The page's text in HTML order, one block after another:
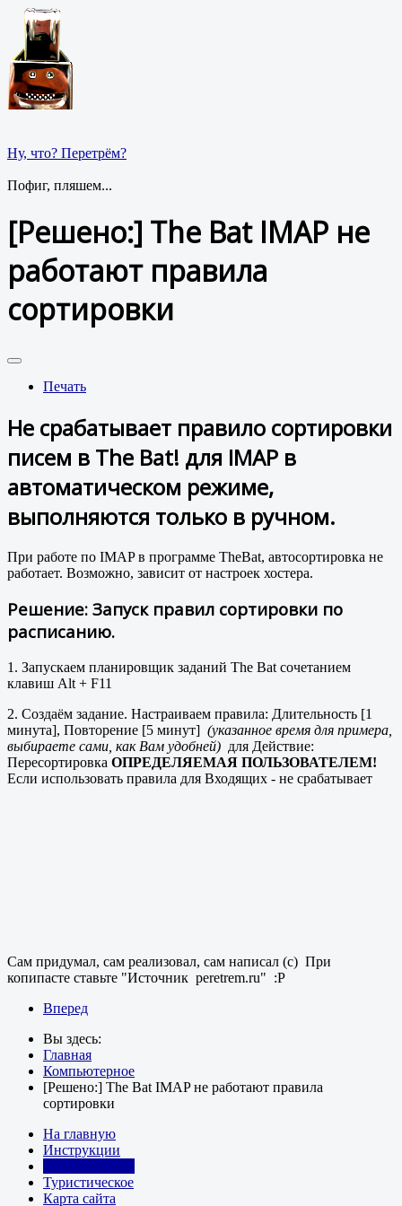
Ну, что? Перетрём?
Пофиг, пляшем...
[Решено:] The Bat IMAP не
работают правила
сортировки
Печать
Не срабатывает правило сортировки
писем в The Bat! для IMAP в
автоматическом режиме,
выполняются только в ручном.
При работе по IMAP в программе TheBat, автосортировка не
работает. Возможно, зависит от настроек хостера.
Решение: Запуск правил сортировки по
расписанию.
1. Запускаем планировщик заданий The Bat сочетанием
клавиш Alt + F11
2. Создаём задание. Настраиваем правила: Длительность [1
минута], Повторение [5 минут] (указанное время для примера,
выбираете сами, как Вам удобней) для Действие:
Пересортировка ОПРЕДЕЛЯЕМАЯ ПОЛЬЗОВАТЕЛЕМ!
Если использовать правила для Входящих - не срабатывает
Сам придумал, сам реализовал, сам написал (с) При
копипасте ставьте "Источник peretrem.ru" :P
Вперед
Вы здесь:
Главная
Компьютерное
[Решено:] The Bat IMAP не работают правила
сортировки
На главную
Инструкции
Туристическое
Карта сайта